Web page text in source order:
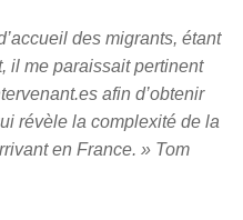
des migrants, étant
il me paraissait pertinent
afin d’obtenir
révèle la complexité de la
en France. » Tom